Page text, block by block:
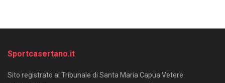
Sportcasertano.it
Sito registrato al Tribunale di Santa Maria Capua Vetere